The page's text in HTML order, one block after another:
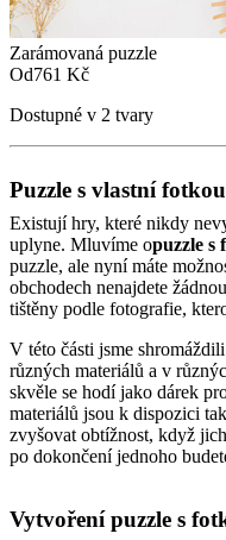
Zarámovaná puzzle
Od761 Kč
Dostupné v 2 tvary
Puzzle s vlastní fotkou
Existují hry, které nikdy
uplyne. Mluvíme opuzzle s
puzzle, ale nyní máte
obchodech nenajdete
tištěny podle fotografie,
V této části jsme
různých materiálů a v
skvěle se hodí jako dárek
materiálů jsou k dispozici
zvyšovat obtížnost, když
po dokončení jednoho
Vytvoření puzzle s